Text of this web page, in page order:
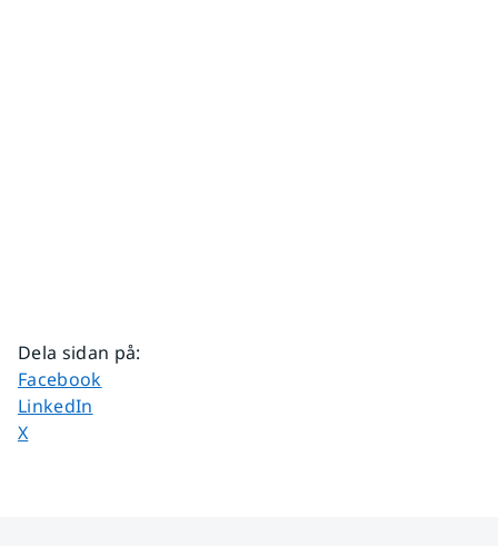
Dela sidan på:
Dela sidan på
Facebook
Dela sidan på
LinkedIn
Dela sidan på
X